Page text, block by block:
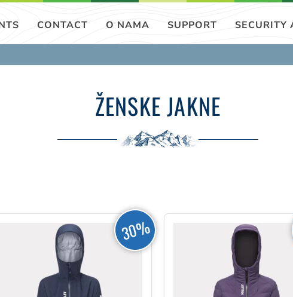
CONTACT O NAMA SUPPORT SECURITY
ŽENSKE JAKNE
30%